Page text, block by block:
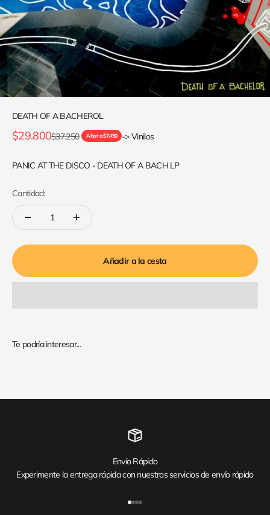
DEATH OF A BACHEROL
Precio de oferta
$29.800Precio normal
$37.250 Ahorra $7.450 -> Vinilos
PANIC AT THE DISCO - DEATH OF A BACH LP
Cantidad:
Añadir a la cesta
Envío Rápido
Experimente la entrega rápida con nuestros servicios de envío rápido